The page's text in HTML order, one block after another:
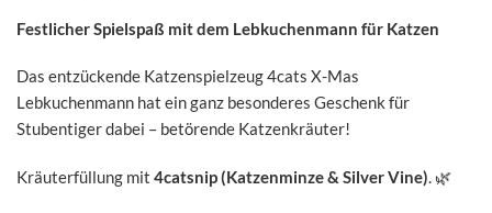
Festlicher Spielspaß mit dem Lebkuchenmann für Katzen
Das entzückende Katzenspielzeug 4cats X-Mas
Lebkuchenmann hat ein ganz besonderes Geschenk für
Stubentiger dabei – betörende Katzenkräuter!
Kräuterfüllung mit 4catsnip (Katzenminze & Silver Vine). 🌿